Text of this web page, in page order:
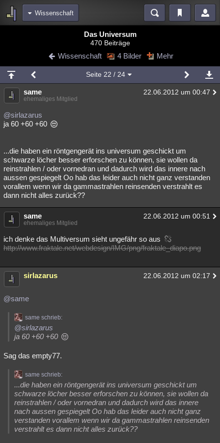
Wissenschaft
Blogs Videos
Chat Wiki Neuigkeiten
meine Rubriken
Menschen Mystery Kriminalfälle
Spiritualität
weitere Rubriken
Philosophie Träume Orte Esoterik Literatur
Astronomie Helpdesk Gruppen Gaming Filme
Übersichten
Lesenswert Schlüsselwörter
Das Universum
470 Beiträge
Wissenschaft 4 Bilder Mehr
Seite 22 / 24
same 22.06.2012 um 00:47
ehemaliges Mitglied
@sirlazarus
ja 60 +60 +60
...die haben ein röntgengerät ins universum geschickt um
schwarze löcher besser erforschen zu können, sie wollen da
reinstrahlen / oder vornedran und dadurch wird das innere nach
aussen gespiegelt Oo hab das leider auch nicht ganz verstanden
vorallem wenn wir da gammastrahlen reinsenden verstrahlt es
dann nicht alles zurück??
same 22.06.2012 um 00:51
ehemaliges Mitglied
ich denke das Multiversum sieht ungefähr so aus
http://www.fraktale.net/webdesign/IMG/png/fraktale_diapo.png
sirlazarus 22.06.2012 um 02:17
@same
same schrieb:
@sirlazarus
ja 60 +60 +60
Sag das empty77.
same schrieb:
...die haben ein röntgengerät ins universum geschickt um
schwarze löcher besser erforschen zu können, sie wollen da
reinstrahlen / oder vornedran und dadurch wird das innere
nach aussen gespiegelt Oo hab das leider auch nicht ganz
verstanden vorallem wenn wir da gammastrahlen reinsenden
verstrahlt es dann nicht alles zurück??